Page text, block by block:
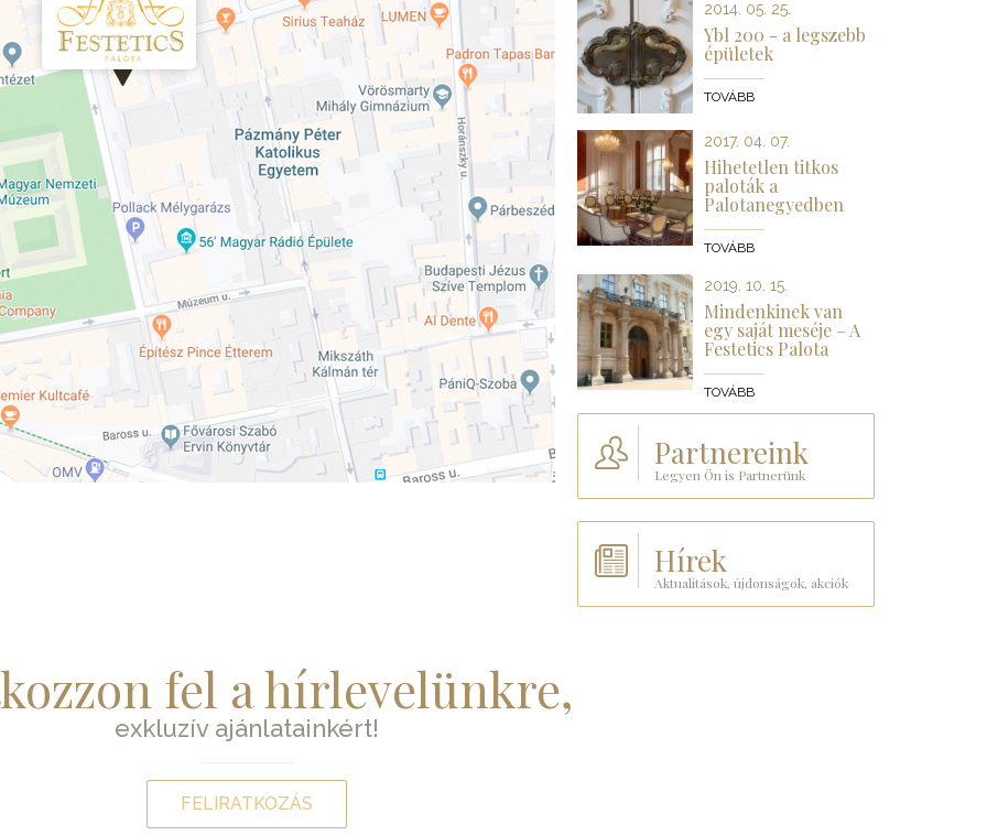
2014. 05. 25.
Ybl 200 - a legszebb
épületek
TOVÁBB
2017. 04. 07.
Hihetetlen titkos
paloták a
Palotanegyedben
TOVÁBB
2019. 10. 15.
Mindenkinek van
egy saját meséje – A
Festetics Palota
TOVÁBB
Partnereink
Legyen Ön is Partnerünk
Hírek
Aktualitások, újdonságok, akciók
fel a hírlevelünkre,
exkluzív ajánlatainkért!
FELIRATKOZÁS